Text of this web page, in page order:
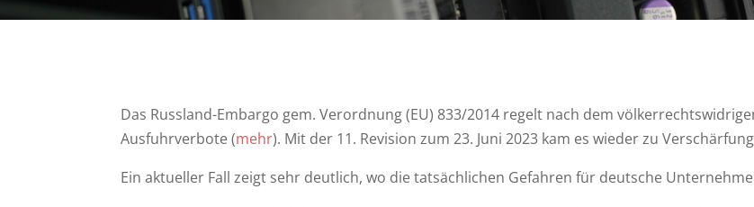
Das Russland-Embargo gem. Verordnung (EU) 833/2014 regelt nach dem
Ausfuhrverbote (mehr). Mit der 11. Revision zum 23. Juni 2023 kam es wieder zu
Ein aktueller Fall zeigt sehr deutlich, wo die tatsächlichen Gefahren für deutsche